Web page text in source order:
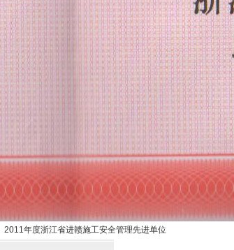
2011年度浙江省进赣施工安全管理先进单位